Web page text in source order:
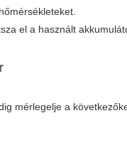
el a használt
mérlegelje a